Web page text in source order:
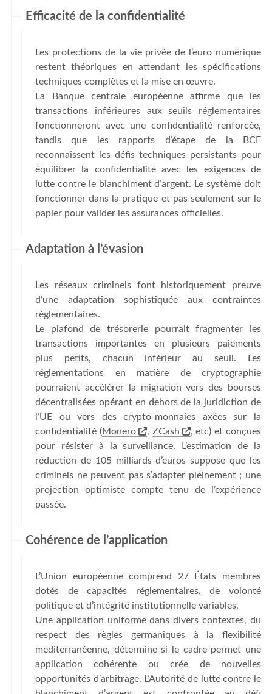
Efficacité de la confidentialité
Les protections de la vie privée de l’euro numérique
restent théoriques en attendant les spécifications
techniques complètes et la mise en œuvre.
La Banque centrale européenne affirme que les
transactions inférieures aux seuils réglementaires
fonctionneront avec une confidentialité renforcée,
tandis que les rapports d’étape de la BCE
reconnaissent les défis techniques persistants pour
équilibrer la confidentialité avec les exigences de
lutte contre le blanchiment d’argent. Le système doit
fonctionner dans la pratique et pas seulement sur le
papier pour valider les assurances officielles.
Adaptation à l’évasion
Les réseaux criminels font historiquement preuve
d’une adaptation sophistiquée aux contraintes
réglementaires.
Le plafond de trésorerie pourrait fragmenter les
transactions importantes en plusieurs paiements
plus petits, chacun inférieur au seuil. Les
réglementations en matière de cryptographie
pourraient accélérer la migration vers des bourses
décentralisées opérant en dehors de la juridiction de
l’UE ou vers des crypto-monnaies axées sur la
confidentialité (Monero , ZCash
, etc) et conçues
pour résister à la surveillance. L’estimation de la
réduction de 105 milliards d’euros suppose que les
criminels ne peuvent pas s’adapter pleinement ; une
projection optimiste compte tenu de l’expérience
passée.
Cohérence de l’application
L’Union européenne comprend 27 États membres
dotés de capacités réglementaires, de volonté
politique et d’intégrité institutionnelle variables.
Une application uniforme dans divers contextes, du
respect des règles germaniques à la flexibilité
méditerranéenne, détermine si le cadre permet une
application cohérente ou crée de nouvelles
opportunités d’arbitrage. L’Autorité de lutte contre le